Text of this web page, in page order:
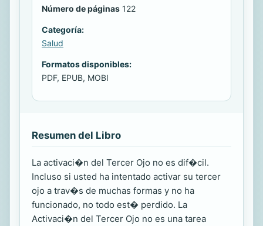
Número de páginas 122
Categoría:
Salud
Formatos disponibles:
PDF, EPUB, MOBI
Resumen del Libro
La activaci�n del Tercer Ojo no es dif�cil.
Incluso si usted ha intentado activar su tercer
ojo a trav�s de muchas formas y no ha
funcionado, no todo est� perdido. La
Activaci�n del Tercer Ojo no es una tarea